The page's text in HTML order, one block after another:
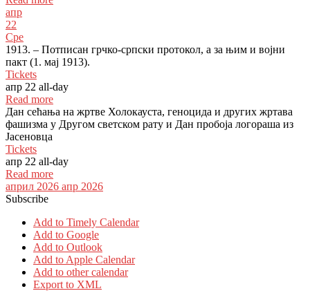
апр
22
Сре
1913. – Потписан грчко-српски протокол, а за њим и војни
пакт (1. мај 1913).
Tickets
апр 22 all-day
Read more
Дан сећања на жртве Холокауста, геноцида и других жртава
фашизма у Другом светском рату и Дан пробоја логораша из
Јасеновца
Tickets
апр 22 all-day
Read more
април 2026 апр 2026
Subscribe
Add to Timely Calendar
Add to Google
Add to Outlook
Add to Apple Calendar
Add to other calendar
Export to XML